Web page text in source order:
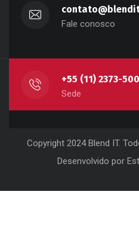
Fale conosco
+55 (11) 2373-
Sede
Copyright 2024 Blend IT.
Desenvolvido por